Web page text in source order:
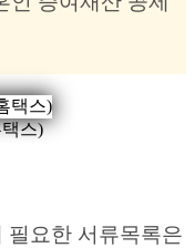
스)
필요한 서류목록은